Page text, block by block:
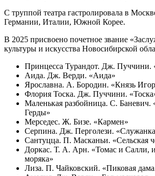
С труппой театра гастролировала в
Германии, Италии, Южной Корее.
В 2025 присвоено почетное звание
культуры и искусства Новосибирской
Принцесса Турандот. Дж. Пуччини.
Аида. Дж. Верди. «Аида»
Ярославна. А. Бородин. «Князь
Флория Тоска. Дж. Пуччини.
Маленькая разбойница. С. Баневич.
Герды»
Мерседес. Ж. Бизе. «Кармен»
Серпина. Дж. Перголези.
Сантуцца. П. Масканьи. «Сельская
Доркас. Т. А. Арн. «Томас и Салли,
моряка»
Лиза. П. Чайковский. «Пиковая